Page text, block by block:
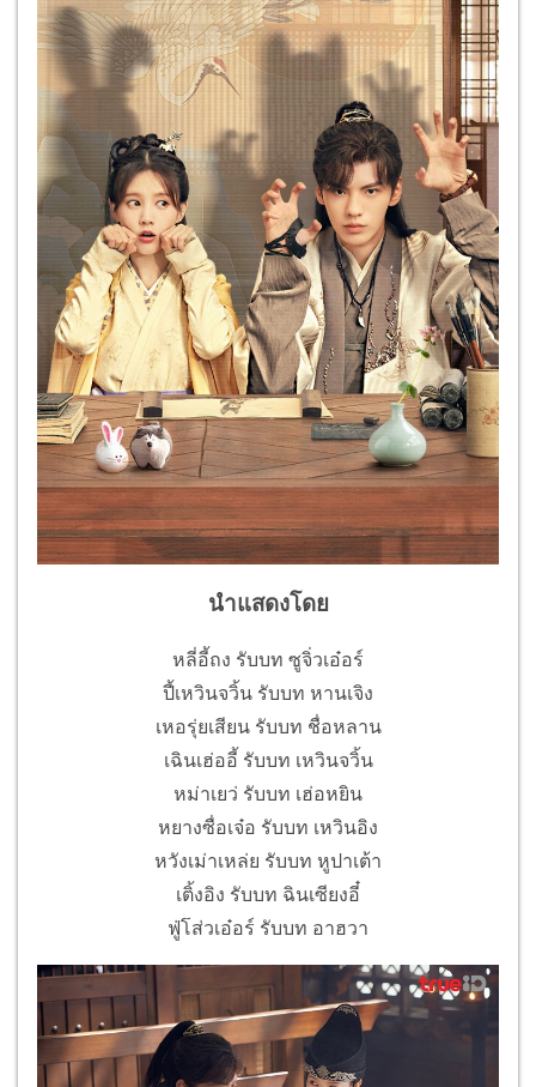
นำแสดงโดย
หลี่อี้ถง รับบท ซูจิ่วเอ๋อร์
ปี้เหวินจวิ้น รับบท หานเจิง
เหอรุ่ยเสียน รับบท ชื่อหลาน
เฉินเฮ่ออี้ รับบท เหวินจวิ้น
หม่าเยว่ รับบท เฮ่อหยิน
หยางซื่อเจ๋อ รับบท เหวินอิง
หวังเม่าเหล่ย รับบท หูปาเต้า
เติ้งอิง รับบท ฉินเซียงอี๋
ฟู่โส่วเอ๋อร์ รับบท อาฮวา